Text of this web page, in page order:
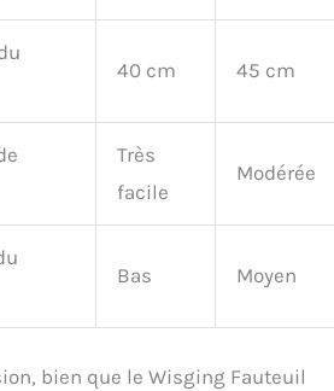
40 cm 45 cm
Très
facile
Modérée
Bas Moyen
bien que le Wisging Fauteuil